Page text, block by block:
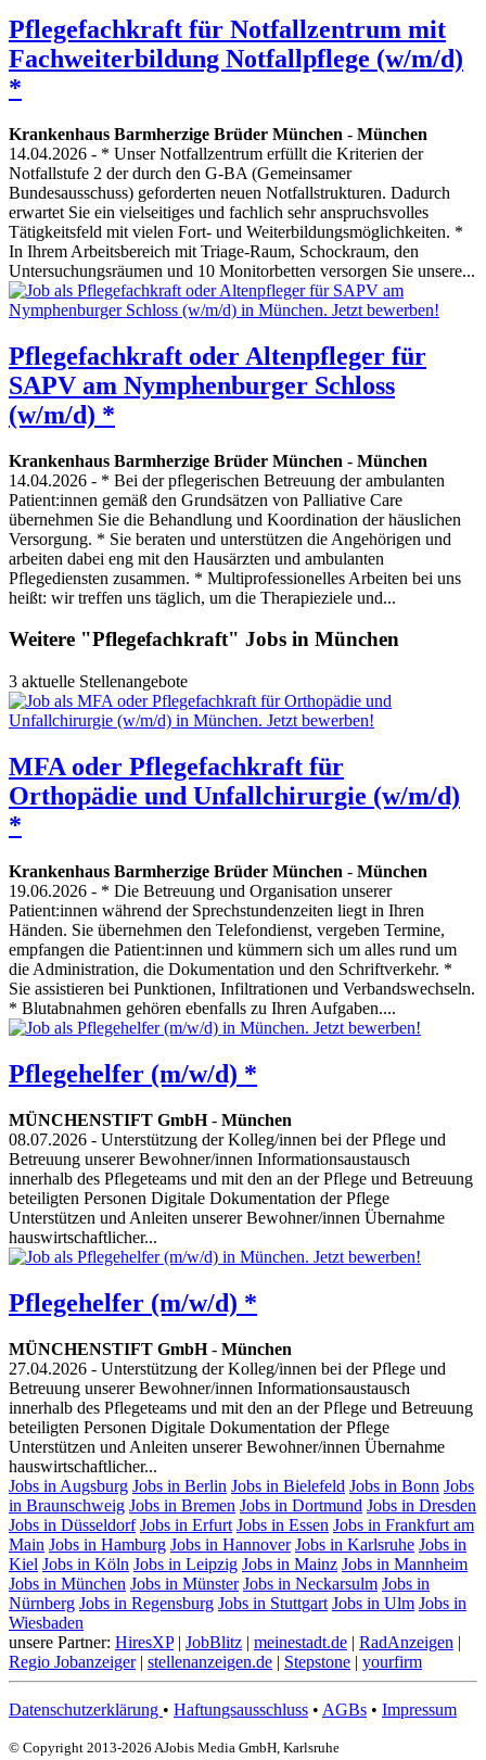
Pflegefachkraft für Notfallzentrum mit
Fachweiterbildung Notfallpflege (w/m/d)
*
Krankenhaus Barmherzige Brüder München - München
14.04.2026 - * Unser Notfallzentrum erfüllt die Kriterien der
Notfallstufe 2 der durch den G-BA (Gemeinsamer
Bundesausschuss) geforderten neuen Notfallstrukturen. Dadurch
erwartet Sie ein vielseitiges und fachlich sehr anspruchsvolles
Tätigkeitsfeld mit vielen Fort- und Weiterbildungsmöglichkeiten. *
In Ihrem Arbeitsbereich mit Triage-Raum, Schockraum, den
Untersuchungsräumen und 10 Monitorbetten versorgen Sie unsere...
Pflegefachkraft oder Altenpfleger für
SAPV am Nymphenburger Schloss
(w/m/d) *
Krankenhaus Barmherzige Brüder München - München
14.04.2026 - * Bei der pflegerischen Betreuung der ambulanten
Patient:innen gemäß den Grundsätzen von Palliative Care
übernehmen Sie die Behandlung und Koordination der häuslichen
Versorgung. * Sie beraten und unterstützen die Angehörigen und
arbeiten dabei eng mit den Hausärzten und ambulanten
Pflegediensten zusammen. * Multiprofessionelles Arbeiten bei uns
heißt: wir treffen uns täglich, um die Therapieziele und...
Weitere "Pflegefachkraft" Jobs in München
3 aktuelle Stellenangebote
MFA oder Pflegefachkraft für
Orthopädie und Unfallchirurgie (w/m/d)
*
Krankenhaus Barmherzige Brüder München - München
19.06.2026 - * Die Betreuung und Organisation unserer
Patient:innen während der Sprechstundenzeiten liegt in Ihren
Händen. Sie übernehmen den Telefondienst, vergeben Termine,
empfangen die Patient:innen und kümmern sich um alles rund um
die Administration, die Dokumentation und den Schriftverkehr. *
Sie assistieren bei Punktionen, Infiltrationen und Verbandswechseln.
* Blutabnahmen gehören ebenfalls zu Ihren Aufgaben....
Pflegehelfer (m/w/d) *
MÜNCHENSTIFT GmbH- München
08.07.2026 - Unterstützung der Kolleg/innen bei der Pflege und
Betreuung unserer Bewohner/innen Informationsaustausch
innerhalb des Pflegeteams und mit den an der Pflege und Betreuung
beteiligten Personen Digitale Dokumentation der Pflege
Unterstützen und Anleiten unserer Bewohner/innen Übernahme
hauswirtschaftlicher...
Pflegehelfer (m/w/d) *
MÜNCHENSTIFT GmbH- München
27.04.2026 - Unterstützung der Kolleg/innen bei der Pflege und
Betreuung unserer Bewohner/innen Informationsaustausch
innerhalb des Pflegeteams und mit den an der Pflege und Betreuung
beteiligten Personen Digitale Dokumentation der Pflege
Unterstützen und Anleiten unserer Bewohner/innen Übernahme
hauswirtschaftlicher...
Jobs in Augsburg Jobs in Berlin Jobs in Bielefeld Jobs in Bonn Jobs
in Braunschweig Jobs in Bremen Jobs in Dortmund Jobs in Dresden
Jobs in Düsseldorf Jobs in Erfurt Jobs in Essen Jobs in Frankfurt am
Main Jobs in Hamburg Jobs in Hannover Jobs in Karlsruhe Jobs in
Kiel Jobs in Köln Jobs in Leipzig Jobs in Mainz Jobs in Mannheim
Jobs in München Jobs in Münster Jobs in Neckarsulm Jobs in
Nürnberg Jobs in Regensburg Jobs in Stuttgart Jobs in Ulm Jobs in
Wiesbaden
unsere Partner: HiresXP| JobBlitz | meinestadt.de | RadAnzeigen |
Regio Jobanzeiger| stellenanzeigen.de | Stepstone | yourfirm
Datenschutzerklärung • Haftungsausschluss • AGBs • Impressum
© Copyright 2013-2026 AJobis Media GmbH, Karlsruhe